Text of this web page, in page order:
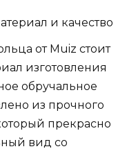
и качество
от Muiz стоит
изготовления
обручальное
из прочного
прекрасно
вид со